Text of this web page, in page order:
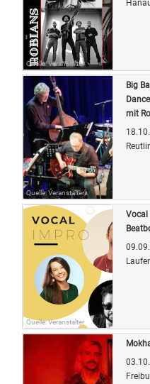
Quelle: Veranstalter
Quelle: Veranstalter
Big
mit
Quelle: Veranstalter
Vocal